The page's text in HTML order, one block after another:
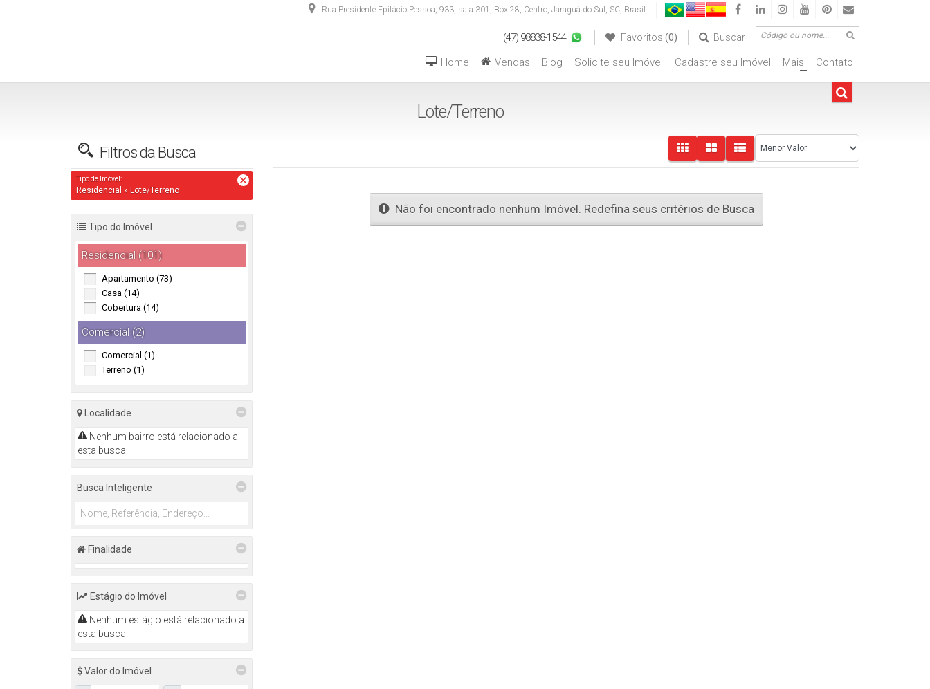
Rua Presidente Epitácio Pessoa, 933, sala 301, Box 28, Centro, Jaraguá do Sul , SC, Brasil
Buscar
Favoritos (0)
(47) 98838-1544
Contato
+
Mais
Cadastre seu Imóvel
Solicite seu Imóvel
Blog
Vendas
Home
Lote/Terreno
Filtros da Busca
Tipo de Imóvel:
Residencial » Lote/Terreno
Tipo do Imóvel
Residencial (101)
Apartamento (73)
Casa (14)
Cobertura (14)
Comercial (2)
Comercial (1)
Terreno (1)
Localidade
Nenhum bairro está relacionado a
esta busca.
Busca Inteligente
Finalidade
Estágio do Imóvel
Nenhum estágio está relacionado a
esta busca.
Valor do Imóvel
Não foi encontrado nenhum Imóvel. Redefina seus critérios de Busca